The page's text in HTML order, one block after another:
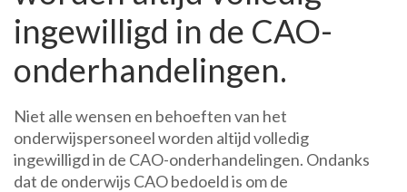
ingewilligd in de CAO-
onderhandelingen.
Niet alle wensen en behoeften van het
onderwijspersoneel worden altijd volledig
ingewilligd in de CAO-onderhandelingen. Ondanks
dat de onderwijs CAO bedoeld is om de